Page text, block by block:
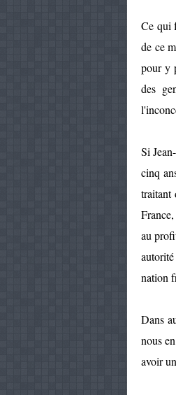
Ce qui
de ce
pour y
des
Si
cinq
traitant
au
nation
Dans
nous
avoir